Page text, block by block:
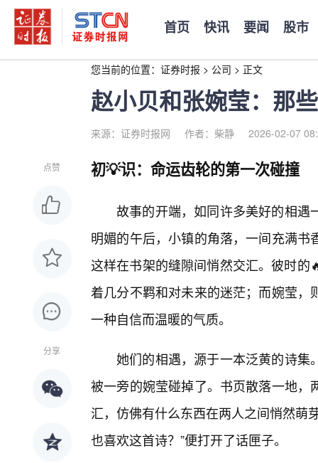
首页 快讯 要闻 股市
您当前的位置： 证券时报 > 公司 > 正文
赵小贝和张婉莹：那
来源：证券时报网 作者：柴静 2026-02-07
点赞
分享
初💡识：命运齿轮的第一次碰撞
故事的开端，如同许多美好的相遇
明媚的午后，小镇的角落，一间充满
这样在书架的缝隙间悄然交汇。彼时
着几分不羁和对未来的迷茫；而婉莹
一种自信而温暖的气质。
她们的相遇，源于一本泛黄的诗集
被一旁的婉莹碰掉了。书页散落一地
汇，仿佛有什么东西在两人之间悄然萌
也喜欢这首诗？”便打开了话匣子。